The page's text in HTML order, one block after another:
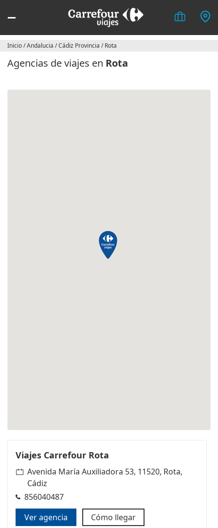
Inicio/Andalucia /Cádiz Provincia /Rota
Agencias de viajes en Rota
Viajes Carrefour Rota
Avenida María Auxiliadora 53, 11520, Rota,
Cádiz
856040487
Ver agencia
Cómo llegar